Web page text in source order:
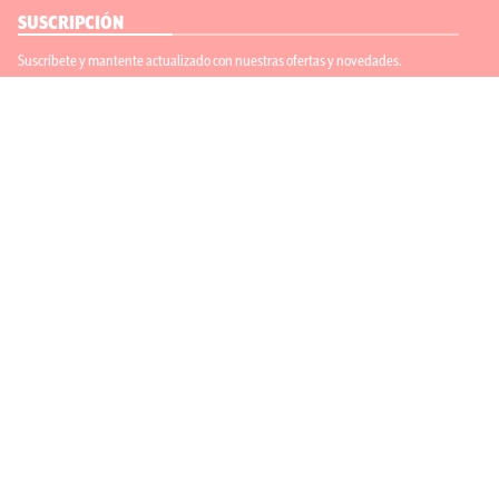
SUSCRIPCIÓN
Suscríbete y mantente actualizado con nuestras ofertas y novedades.